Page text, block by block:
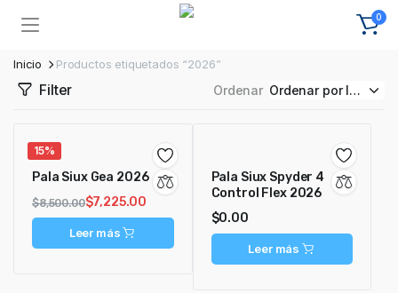
0
Inicio Productos etiquetados “2026”
Filter Ordenar
15%
Pala Siux Gea 2026
$8,500.00$7,225.00
Leer más
Pala Siux Spyder 4
Control Flex 2026
$0.00
Leer más